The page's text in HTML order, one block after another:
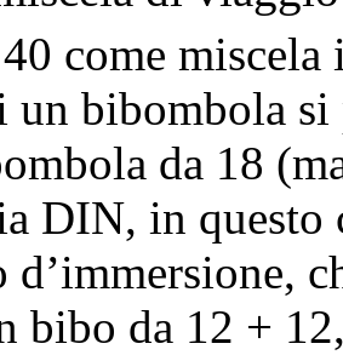
come miscela
un bibombola
da 18
DIN, in questo
d’immersione,
bibo da 12 +